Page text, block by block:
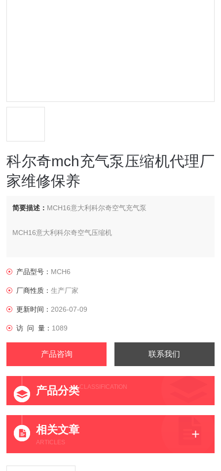
科尔奇mch充气泵压缩机代理厂
家维修保养
简要描述： MCH16意大利科尔奇空气充气泵
MCH16意大利科尔奇空气压缩机
产品型号： MCH6
厂商性质：生产厂家
更新时间： 2026-07-09
访 问 量： 1089
产品咨询 联系我们
产品分类CLASSIFICATION
相关文章
ARTICLES